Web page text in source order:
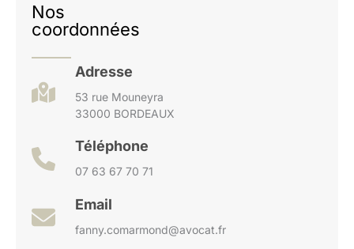
Nos
coordonnées
Adresse
53 rue Mouneyra
33000 BORDEAUX
Téléphone
07 63 67 70 71
Email
fanny.comarmond@avocat.fr